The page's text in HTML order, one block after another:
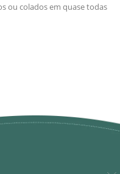
ou colados em quase todas